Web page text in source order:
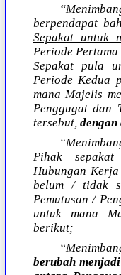
berpendapat
Sepakat untuk
Periode
Sepakat pula
Periode Kedua
mana Majelis
Penggugat dan
tersebut,
Pihak
Hubungan
belum / tidak
Pemutusan /
untuk mana
berikut;
berubah